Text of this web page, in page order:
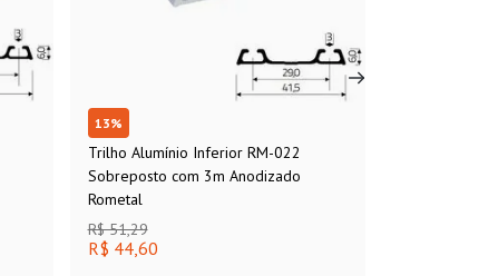
13%
Trilho Alumínio Inferior RM-022
Sobreposto com 3m Anodizado
Rometal
R$ 51,29
R$ 44,60